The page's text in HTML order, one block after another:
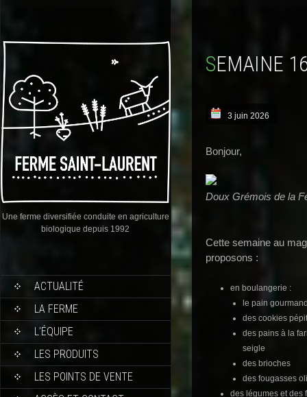
Une ferme diversifiée conduite en agriculture
biologique depuis 1992
ACTUALITÉ
LA FERME
L’ÉQUIPE
LES PRODUITS
LES POINTS DE VENTE
SEMAINE
3 juin 2026
Bonjour,
Doux Grémois de la
Cette semaine au
proposons :
en boulangerie :
le pain
des cookies
des pains à la
seigle
des brioches
des fougasses
des légumes et des